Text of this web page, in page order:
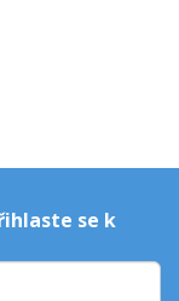
se k